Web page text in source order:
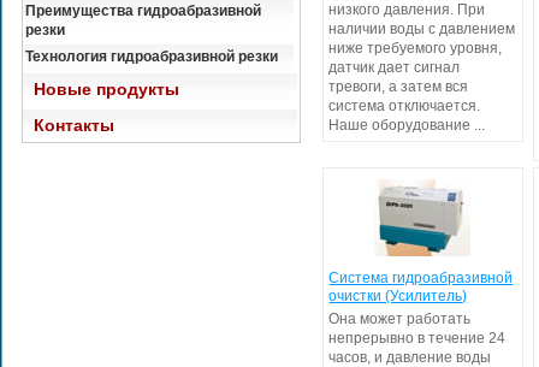
Преимущества гидроабразивной
резки
Технология гидроабразивной резки
Новые продукты
Контакты
низкого давления. При
наличии воды с давлением
ниже требуемого уровня,
датчик дает сигнал
тревоги, а затем вся
система отключается.
Наше оборудование ...
Система гидроабразивной
очистки (Усилитель)
Она может работать
непрерывно в течение 24
часов, и давление воды